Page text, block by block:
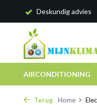
Deskundig advies
AIRCONDITIONING
Terug Home